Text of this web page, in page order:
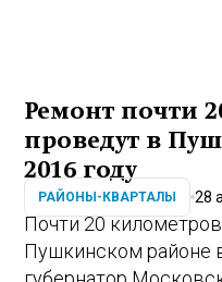
Ремонт почти
проведут в
2016 году
РАЙОНЫ-КВАРТАЛЫ 28
Почти 20
Пушкинском районе